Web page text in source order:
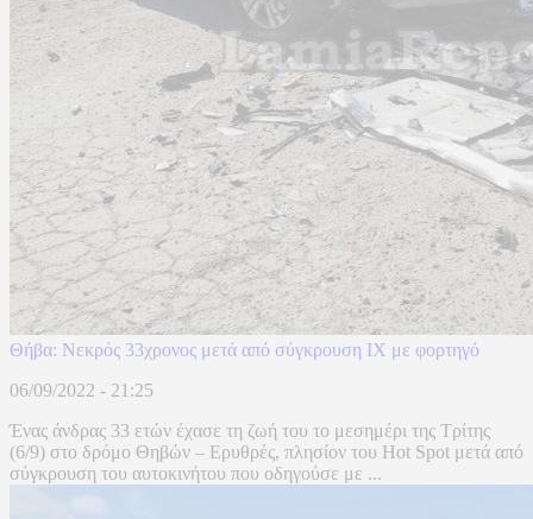
Θήβα: Νεκρός 33χρονος μετά από σύγκρουση ΙΧ με φορτηγό
06/09/2022 - 21:25
Ένας άνδρας 33 ετών έχασε τη ζωή του το μεσημέρι της Τρίτης
(6/9) στο δρόμο Θηβών – Ερυθρές, πλησίον του Hot Spot μετά από
σύγκρουση του αυτοκινήτου που οδηγούσε με ...